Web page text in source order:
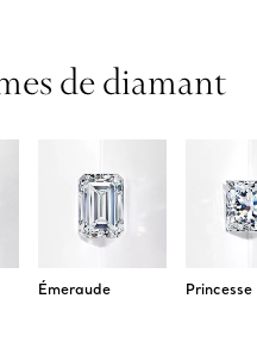
de diamant
Émeraude Princesse